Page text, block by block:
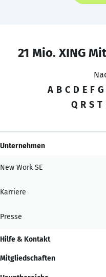
21 Mio. XING
A B C D E F G
Q R S T
Unternehmen
New Work SE
Karriere
Presse
Hilfe & Kontakt
Mitgliedschaften